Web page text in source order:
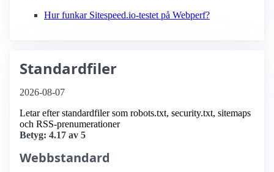
Hur funkar Sitespeed.io-testet på Webperf?
Standardfiler
2026-08-07
Letar efter standardfiler som robots.txt, security.txt, sitemaps
och RSS-prenumerationer
Betyg: 4.17 av 5
Webbstandard